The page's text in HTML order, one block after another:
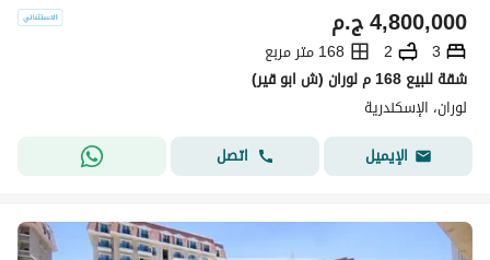
ج.م4,800,000
3
2
168 متر مربع
شقة للبيع 168 م لوران (ش ابو قير)
لوران، الإسكندرية
الإيميل
اتصل